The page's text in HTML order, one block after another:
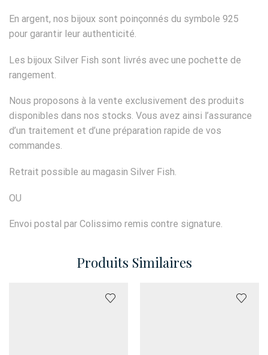
En argent, nos bijoux sont poinçonnés du symbole 925
pour garantir leur authenticité.
Les bijoux Silver Fish sont livrés avec une pochette de
rangement.
Nous proposons à la vente exclusivement des produits
disponibles dans nos stocks. Vous avez ainsi l’assurance
d’un traitement et d’une préparation rapide de vos
commandes.
Retrait possible au magasin Silver Fish.
OU
Envoi postal par Colissimo remis contre signature.
Produits Similaires